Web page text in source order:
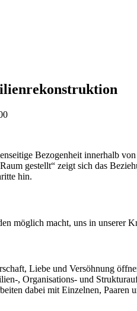
Bezogenheit innerhalb
gestellt“ zeigt sich das
hin.
möglich macht, uns in unserer
Liebe und Versöhnung
, Organisations- und
dabei mit Einzelnen, Paaren